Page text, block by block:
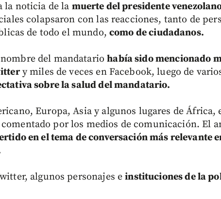
la noticia de la muerte del presidente
colapsaron con las reacciones, tanto de
de todo el mundo, como de ciudadanos.
del mandatariohabía sido mencionado
y miles de veces en Facebook, luego de
sobre la salud del mandatario.
Europa, Asia y algunos lugares de África,
por los medios de comunicación. El
en el tema de conversación más relevante
algunos personajes einstituciones de la